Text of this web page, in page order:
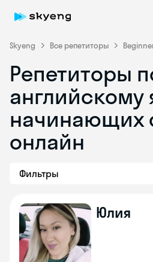
Skyeng Все репетиторы
Репетиторы
английскому
начинающих
онлайн
Фильтры
Юлия